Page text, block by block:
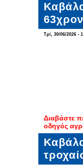
Τρί, 30/06/2026 -
Διαβάστε
οδηγός